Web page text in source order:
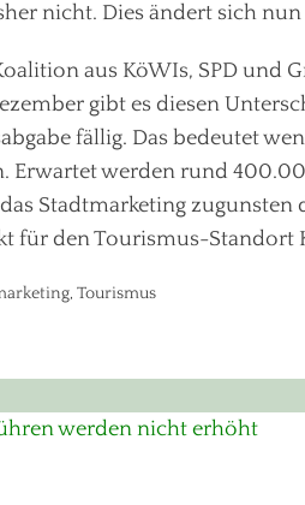
nicht. Dies ändert sich nun
aus KöWIs, SPD und
gibt es diesen
fällig. Das bedeutet
Erwartet werden rund
Stadtmarketing
für den Tourismus-Standort
, Tourismus
werden nicht erhöht